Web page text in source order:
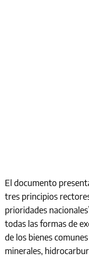
El documento
tres principios
prioridades
todas las formas de
de los bienes
minerales,